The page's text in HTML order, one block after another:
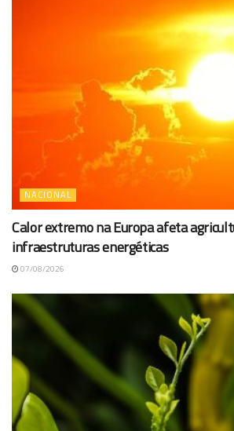
NACIONAL
Calor extremo na Europa afeta
infraestruturas energéticas
07/08/2026